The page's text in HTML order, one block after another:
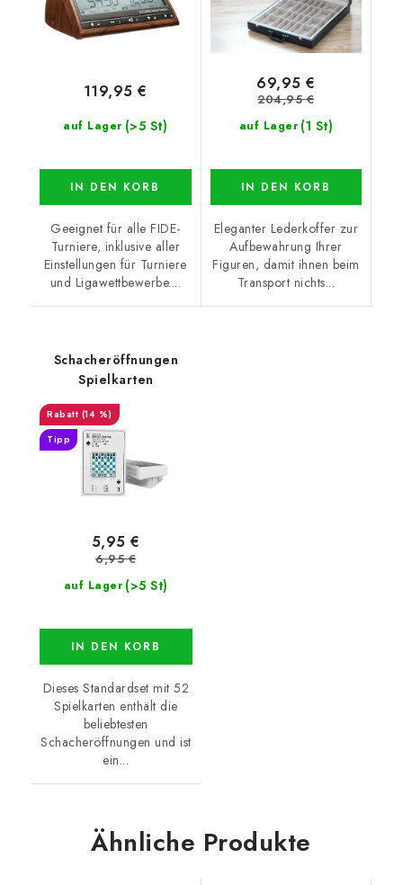
auf Lager (>5 St)
119,95 €
IN DEN KORB
Geeignet für alle FIDE-
Turniere, inklusive aller
Einstellungen für Turniere
und Ligawettbewerbe....
auf Lager (1 St)
69,95 €
204,95 €
IN DEN KORB
Eleganter Lederkoffer zur
Aufbewahrung Ihrer
Figuren, damit ihnen beim
Transport nichts...
Schacheröffnungen
Spielkarten
(14 %)
Tipp
auf Lager (>5 St)
5,95 €
6,95 €
IN DEN KORB
Dieses Standardset mit 52
Spielkarten enthält die
beliebtesten
Schacheröffnungen und ist
ein...
Ähnliche Produkte